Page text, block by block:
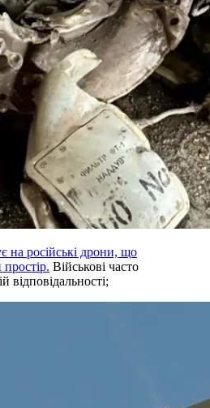
на російські дрони, що
Військові часто